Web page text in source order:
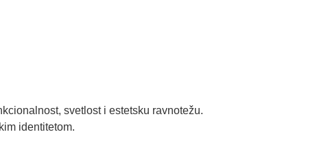
svetlost i estetsku ravnotežu.
identitetom.